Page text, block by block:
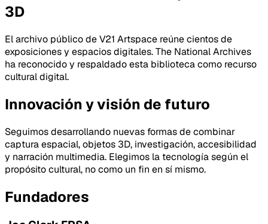
3D
El archivo público de V21 Artspace reúne cientos de
exposiciones y espacios digitales. The National Archives
ha reconocido y respaldado esta biblioteca como recurso
cultural digital.
Innovación y visión de futuro
Seguimos desarrollando nuevas formas de combinar
captura espacial, objetos 3D, investigación, accesibilidad
y narración multimedia. Elegimos la tecnología según el
propósito cultural, no como un fin en sí mismo.
Fundadores